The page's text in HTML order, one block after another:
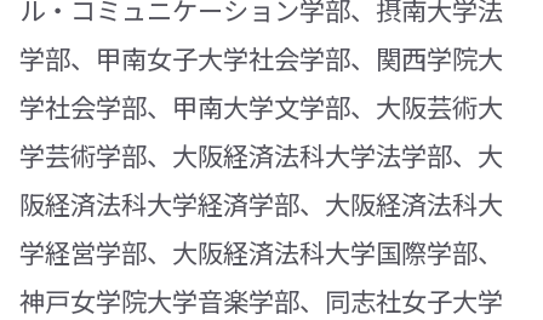
ル・コミュニケーション学部、摂南大学法
学部、甲南女子大学社会学部、関西学院大
学社会学部、甲南大学文学部、大阪芸術大
学芸術学部、大阪経済法科大学法学部、大
阪経済法科大学経済学部、大阪経済法科大
学経営学部、大阪経済法科大学国際学部、
神戸女学院大学音楽学部、同志社女子大学